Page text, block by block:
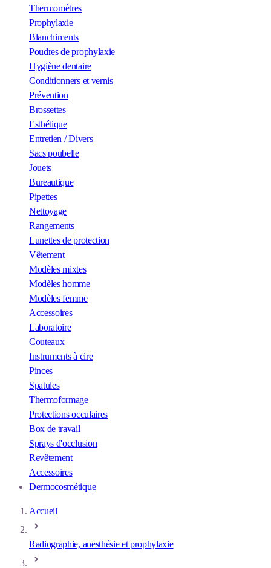
Thermomètres
Prophylaxie
Blanchiments
Poudres de prophylaxie
Hygiène dentaire
Conditionners et vernis
Prévention
Brossettes
Esthétique
Entretien / Divers
Sacs poubelle
Jouets
Bureautique
Pipettes
Nettoyage
Rangements
Lunettes de protection
Vêtement
Modèles mixtes
Modèles homme
Modèles femme
Accessoires
Laboratoire
Couteaux
Instruments à cire
Pinces
Spatules
Thermoformage
Protections occulaires
Box de travail
Sprays d'occlusion
Revêtement
Accessoires
Dermocosmétique
Accueil
Radiographie, anesthésie et prophylaxie